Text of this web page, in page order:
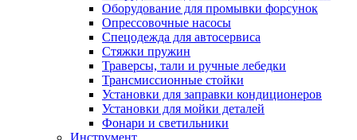
Оборудование для промывки форсунок
Опрессовочные насосы
Спецодежда для автосервиса
Стяжки пружин
Траверсы, тали и ручные лебедки
Трансмиссионные стойки
Установки для заправки кондиционеров
Установки для мойки деталей
Фонари и светильники
Инструмент